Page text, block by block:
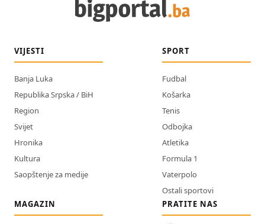
VIJESTI
Banja Luka
Republika Srpska / BiH
Region
Svijet
Hronika
Kultura
Saopštenje za medije
SPORT
Fudbal
Košarka
Tenis
Odbojka
Atletika
Formula 1
Vaterpolo
Ostali sportovi
MAGAZIN
PRATITE NAS